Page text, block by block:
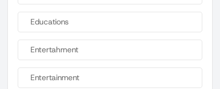
Educations
Entertahrnent
Entertainment